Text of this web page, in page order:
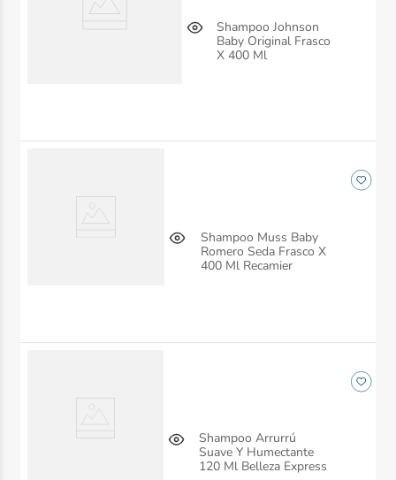
Shampoo Johnson
Baby Original Frasco
X 400 Ml
Shampoo Muss Baby
Romero Seda Frasco X
400 Ml Recamier
Shampoo Arrurrú
Suave Y Humectante
120 Ml Belleza Express